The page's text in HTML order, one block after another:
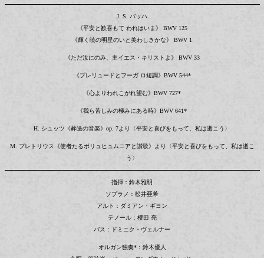
J. S. バッハ
《平安と歓喜もて われはいま》 BWV 125
《輝く暁の明星のいと美わしきかな》 BWV 1
《ただ汝にのみ、主イエス・キリストよ》 BWV 33
《プレリュードとフーガ ロ短調》BWV 544*
《心よりわれこがれ望む》BWV 727*
《我ら苦しみの極みにある時》BWV 641*
H. シュッツ《葬送の音楽》op. 7より〈平安と喜びをもって、私は逝こう〉
M. プレトリウス《使者たるポリュヒュムニアと讃歌》より〈平安と喜びをもって、私は逝こ
う〉
指揮：鈴木雅明
ソプラノ：松井亜希
アルト：ダミアン・ギヨン
テノール：櫻田 亮
バス：ドミニク・ヴェルナー
オルガン独奏*：鈴木優人